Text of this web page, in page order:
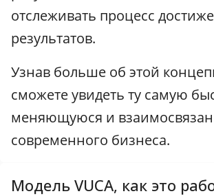
отслеживать процесс
результатов.
Узнав больше об этой
сможете увидеть ту самую
меняющуюся и
современного бизнеса.
Модель VUCA, как это